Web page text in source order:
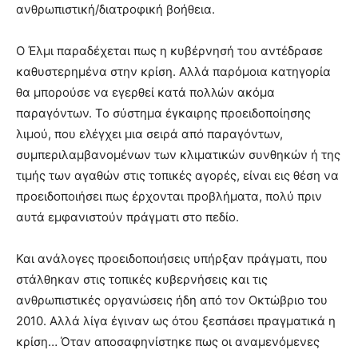
ανθρωπιστική/διατροφική βοήθεια.
Ο Έλμι παραδέχεται πως η κυβέρνησή του αντέδρασε
καθυστερημένα στην κρίση. Αλλά παρόμοια κατηγορία
θα μπορούσε να εγερθεί κατά πολλών ακόμα
παραγόντων. Το σύστημα έγκαιρης προειδοποίησης
λιμού, που ελέγχει μια σειρά από παραγόντων,
συμπεριλαμβανομένων των κλιματικών συνθηκών ή της
τιμής των αγαθών στις τοπικές αγορές, είναι εις θέση να
προειδοποιήσει πως έρχονται προβλήματα, πολύ πριν
αυτά εμφανιστούν πράγματι στο πεδίο.
Και ανάλογες προειδοποιήσεις υπήρξαν πράγματι, που
στάλθηκαν στις τοπικές κυβερνήσεις και τις
ανθρωπιστικές οργανώσεις ήδη από τον Οκτώβριο του
2010. Αλλά λίγα έγιναν ως ότου ξεσπάσει πραγματικά η
κρίση… Όταν αποσαφηνίστηκε πως οι αναμενόμενες